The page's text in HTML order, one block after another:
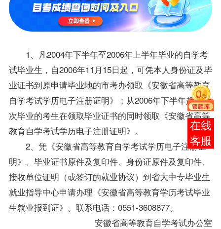
1、凡2004年下半年至2006年上半年毕业的自学考
试毕业生 ，自2006年11月15日起，可凭本人身份证及毕
业证书到原申请毕业地的市考办领取《安徽省高等教育
自学考试学历电子注册证明》；从2006年下半年起，当
次毕业的考生在领取毕业证书的同时领取《安徽省高等
教育自学考试学历电子注册证明》。
2、凭《安徽省高等教育自学考试学历电子注册证
明》、毕业证书原件及复印件、身份证原件及复印件、
接收单位证明（或签订的就业协议）到省大中专毕业生
就业指导中心申请办理《安徽省高等教育学历考试毕业
生就业报到证》。联系电话：0551-3608877。
安徽省高等教育自学考试办公室
在线
客服